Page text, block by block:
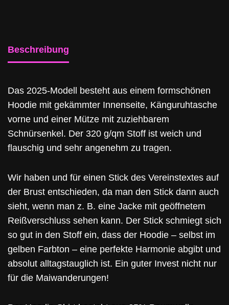
Beschreibung
Das 2025-Modell besteht aus einem formschönen
Hoodie mit gekämmter Innenseite, Känguruhtasche
vorne und einer Mütze mit zuziehbarem
Schnürsenkel. Der 320 g/qm Stoff ist weich und
flauschig und sehr angenehm zu tragen.
Wir haben und für einen Stick des Vereinstextes auf
der Brust entschieden, da man den Stick dann auch
sieht, wenn man z. B. eine Jacke mit geöffnetem
Reißverschluss sehen kann. Der Stick schmiegt sich
so gut in den Stoff ein, dass der Hoodie – selbst im
gelben Farbton – eine perfekte Harmonie abgibt und
absolut alltagstauglich ist. Ein guter Invest nicht nur
für die Maiwanderungen!